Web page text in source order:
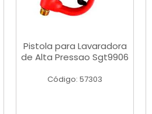
Pistola para Lavaradora
de Alta Pressao Sgt9906
Código: 57303